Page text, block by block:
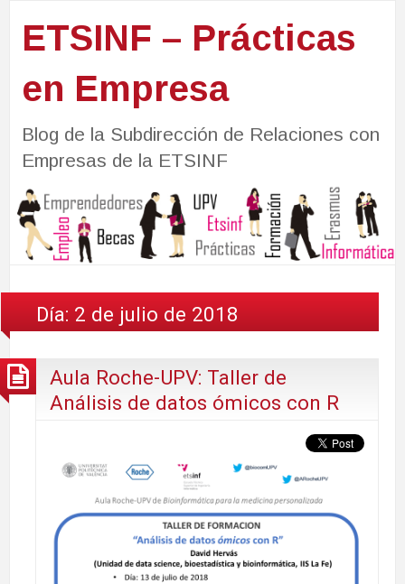
ETSINF – Prácticas
en Empresa
Blog de la Subdirección de Relaciones con
Empresas de la ETSINF
Día: 2 de julio de 2018
Aula Roche-UPV: Taller de
Análisis de datos ómicos con R